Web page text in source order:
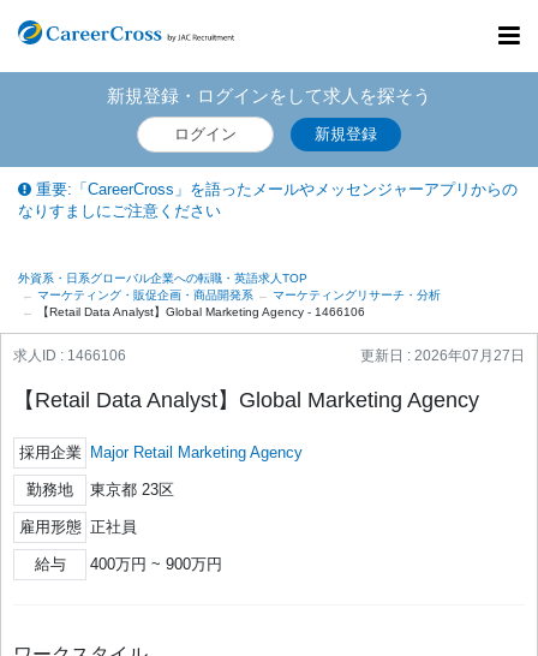
新規登録・ログインをして求人を探そう
ログイン 新規登録
重要:「CareerCross」を語ったメールやメッセンジャーアプリからの
なりすましにご注意ください
外資系・日系グローバル企業への転職・英語求人TOP
マーケティング・販促企画・商品開発系
マーケティングリサーチ・分析
【Retail Data Analyst】Global Marketing Agency - 1466106
求人ID : 1466106 更新日 : 2026年07月27日
【Retail Data Analyst】Global Marketing Agency
採用企業 Major Retail Marketing Agency
勤務地 東京都 23区
雇用形態 正社員
給与 400万円 ~ 900万円